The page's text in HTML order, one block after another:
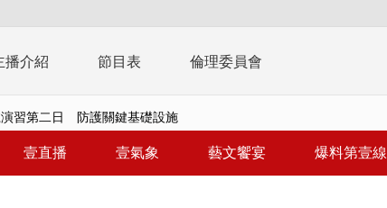
播介紹 節目表 倫理委員會
演習第二日 防護關鍵基礎設施
萬筆個資！ 網軍洩密中共遭起訴...
壹直播 壹氣象 藝文饗宴 爆料第壹線